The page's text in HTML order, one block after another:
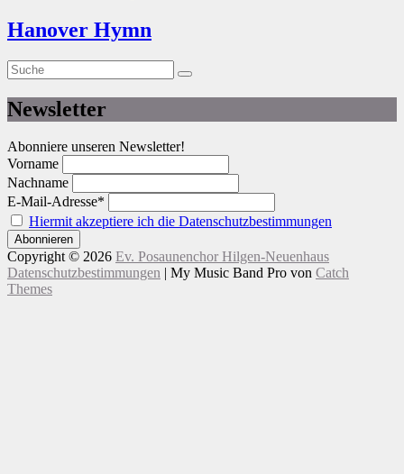
Hanover Hymn
Suche
nach:
Suche
Newsletter
Abonniere unseren Newsletter!
Vorname
Nachname
E-Mail-Adresse*
Hiermit akzeptiere ich die Datenschutzbestimmungen
Copyright © 2026 Ev. Posaunenchor Hilgen-Neuenhaus
Datenschutzbestimmungen | My Music Band Pro von Catch
Themes